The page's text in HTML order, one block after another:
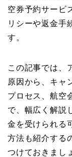
空券予約サービ
リシーや返金手
す。
この記事では、
原因から、キャ
プロセス、航空
で、幅広く解説
金を受けられる
方法も紹介する
つけておきまし